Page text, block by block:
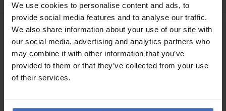
We use cookies to personalise content and ads, to
provide social media features and to analyse our traffic.
We also share information about your use of our site with
our social media, advertising and analytics partners who
may combine it with other information that you’ve
provided to them or that they’ve collected from your use
of their services.